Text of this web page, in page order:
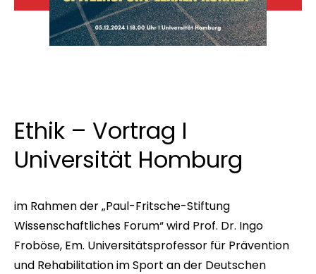
Ethik – Vortrag I
Universität Homburg
im Rahmen der „Paul-Fritsche-Stiftung
Wissenschaftliches Forum“ wird Prof. Dr. Ingo
Froböse, Em. Universitätsprofessor für Prävention
und Rehabilitation im Sport an der Deutschen